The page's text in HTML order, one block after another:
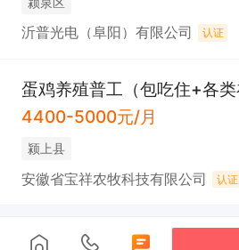
沂普光电（阜阳）有限公司 认证
4400-5000元/月
颍上县
安徽省宝祥农牧科技有限公司 认证